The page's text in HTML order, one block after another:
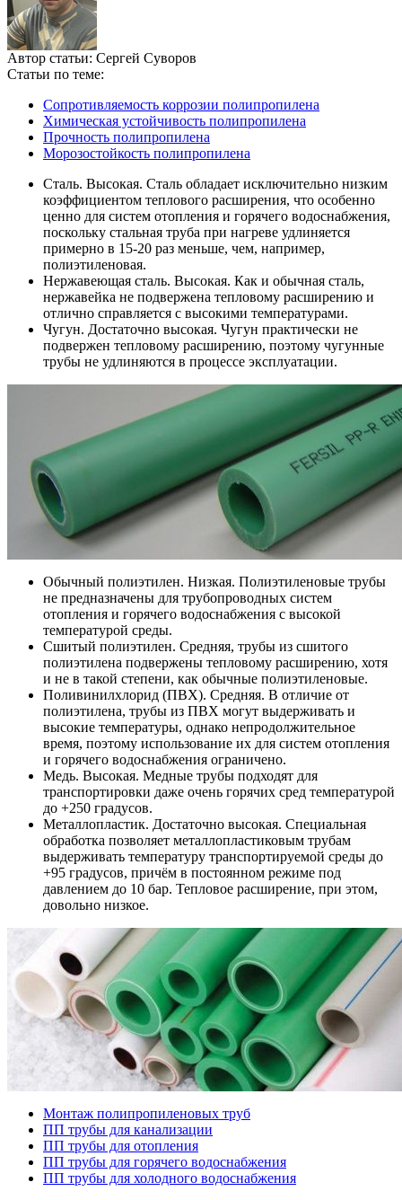
Автор статьи: Сергей Суворов
Статьи по теме:
Сопротивляемость коррозии полипропилена
Химическая устойчивость полипропилена
Прочность полипропилена
Морозостойкость полипропилена
Сталь. Высокая. Сталь обладает исключительно низким
коэффициентом теплового расширения, что особенно
ценно для систем отопления и горячего водоснабжения,
поскольку стальная труба при нагреве удлиняется
примерно в 15-20 раз меньше, чем, например,
полиэтиленовая.
Нержавеющая сталь. Высокая. Как и обычная сталь,
нержавейка не подвержена тепловому расширению и
отлично справляется с высокими температурами.
Чугун. Достаточно высокая. Чугун практически не
подвержен тепловому расширению, поэтому чугунные
трубы не удлиняются в процессе эксплуатации.
Обычный полиэтилен. Низкая. Полиэтиленовые трубы
не предназначены для трубопроводных систем
отопления и горячего водоснабжения с высокой
температурой среды.
Сшитый полиэтилен. Средняя, трубы из сшитого
полиэтилена подвержены тепловому расширению, хотя
и не в такой степени, как обычные полиэтиленовые.
Поливинилхлорид (ПВХ). Средняя. В отличие от
полиэтилена, трубы из ПВХ могут выдерживать и
высокие температуры, однако непродолжительное
время, поэтому использование их для систем отопления
и горячего водоснабжения ограничено.
Медь. Высокая. Медные трубы подходят для
транспортировки даже очень горячих сред температурой
до +250 градусов.
Металлопластик. Достаточно высокая. Специальная
обработка позволяет металлопластиковым трубам
выдерживать температуру транспортируемой среды до
+95 градусов, причём в постоянном режиме под
давлением до 10 бар. Тепловое расширение, при этом,
довольно низкое.
Монтаж полипропиленовых труб
ПП трубы для канализации
ПП трубы для отопления
ПП трубы для горячего водоснабжения
ПП трубы для холодного водоснабжения